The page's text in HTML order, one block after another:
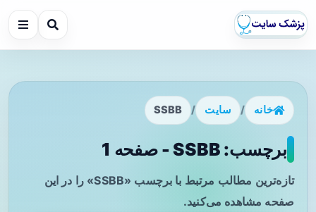
خانه / سایت /
SSBB
برچسب: SSBB - صفحه 1
تازه‌ترین مطالب مرتبط با برچسب «SSBB» را در این
صفحه مشاهده می‌کنید.